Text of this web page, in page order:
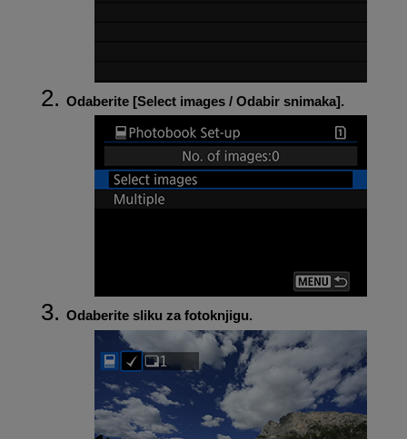
Odaberite [Select images / Odabir snimaka].
Odaberite sliku za fotoknjigu.